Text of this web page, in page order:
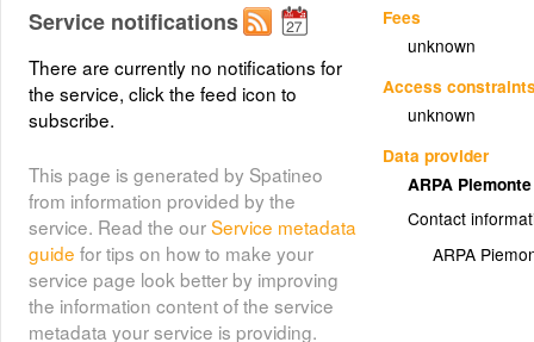
Fees
unknown
Access
unknown
Data provider
ARPA
Contact
ARPA
Punteggio di criticita dei comuni
(6)
Impianti altra tipologia(7)
Impianti Telefonia - 2G-3G(8)
Impianti Telefonia - 4G(9)
Service notifications
There are currently no notifications for
the service, click the feed icon to
subscribe.
This page is generated by Spatineo
from information provided by the
service. Read the ourService metadata
guide for tips on how to make your
service page look better by improving
the information content of the service
metadata your service is providing.